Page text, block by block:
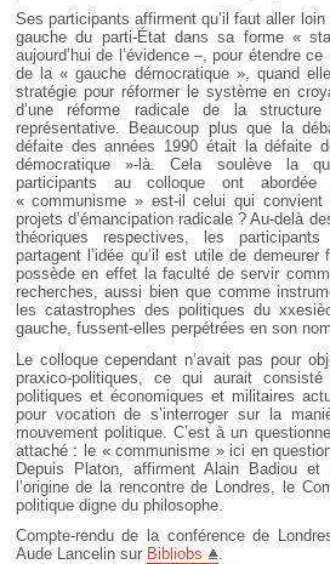
Ses participants affirment qu’il faut aller
gauche du parti-État dans sa forme «
aujourd’hui de l’évidence –, pour étendre
de la « gauche démocratique », quand
stratégie pour réformer le système en
d’une réforme radicale de la
représentative. Beaucoup plus que la
défaite des années 1990 était la défaite
démocratique »-là. Cela soulève la
participants au colloque ont
« communisme » est-il celui qui convient
projets d’émancipation radicale ? Au-delà
théoriques respectives, les
partagent l’idée qu’il est utile de
possède en effet la faculté de servir
recherches, aussi bien que comme
les catastrophes des politiques du
gauche, fussent-elles perpétrées en son
Le colloque cependant n’avait pas pour
praxico-politiques, ce qui aurait
politiques et économiques et militaires
pour vocation de s’interroger sur la
mouvement politique. C’est à un
attaché : le « communisme » ici en
Depuis Platon, affirment Alain Badiou
l’origine de la rencontre de Londres, le
politique digne du philosophe.
Compte-rendu de la conférence de
Aude Lancelin sur Bibliobs
.